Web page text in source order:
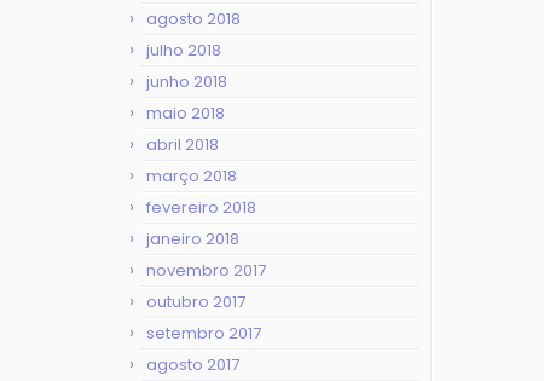
agosto 2018
julho 2018
junho 2018
maio 2018
abril 2018
março 2018
fevereiro 2018
janeiro 2018
novembro 2017
outubro 2017
setembro 2017
agosto 2017